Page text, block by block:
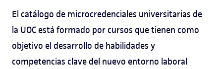
El catálogo de microcredenciales universitarias de
la UOC está formado por cursos que tienen como
objetivo el desarrollo de habilidades y
competencias clave del nuevo entorno laboral